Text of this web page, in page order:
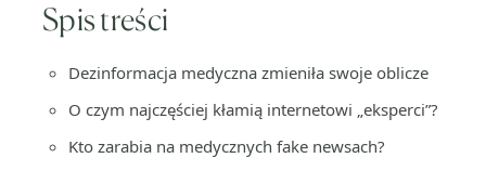
Spis treści
Dezinformacja medyczna zmieniła swoje oblicze
O czym najczęściej kłamią internetowi „eksperci”?
Kto zarabia na medycznych fake newsach?